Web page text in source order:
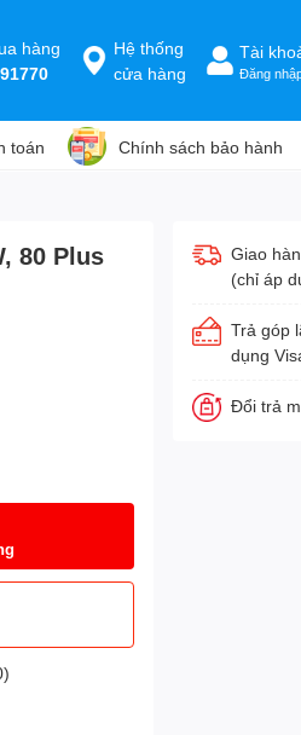
hàng
Hệ thống
cửa hàng
Tài
Đăng
toán Chính sách bảo hành
80 Plus
Giao
(chỉ áp
Trả góp
dụng
Đổi trả